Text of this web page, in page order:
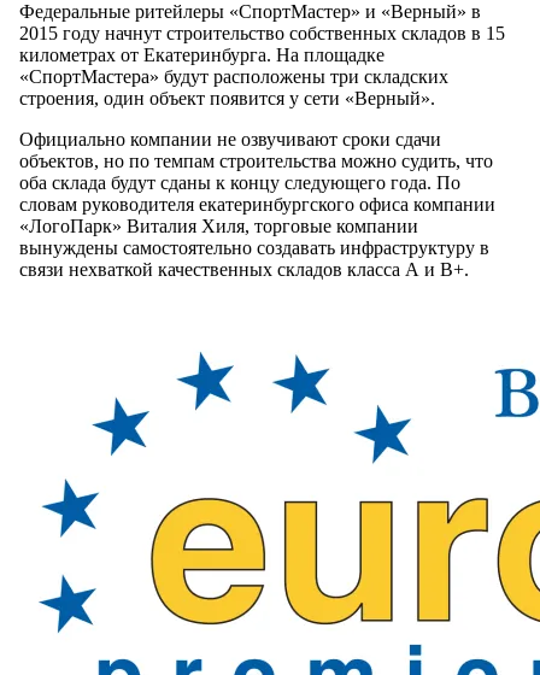
Федеральные ритейлеры «СпортМастер» и «Верный» в
2015 году начнут строительство собственных складов в 15
километрах от Екатеринбурга. На площадке
«СпортМастера» будут расположены три складских
строения, один объект появится у сети «Верный».
Официально компании не озвучивают сроки сдачи
объектов, но по темпам строительства можно судить, что
оба склада будут сданы к концу следующего года. По
словам руководителя екатеринбургского офиса компании
«ЛогоПарк» Виталия Хиля, торговые компании
вынуждены самостоятельно создавать инфраструктуру в
связи нехваткой качественных складов класса А и В+.